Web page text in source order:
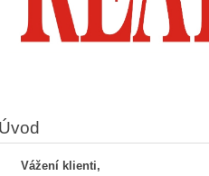
Úvod
Vážení klienti,